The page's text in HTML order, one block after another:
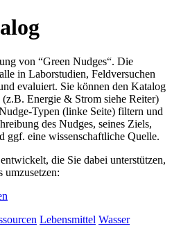
von “Green Nudges“. Die
in Laborstudien, Feldversuchen
evaluiert. Sie können den Katalog
Energie & Strom siehe Reiter)
Typen (linke Seite) filtern und
des Nudges, seines Ziels,
ggf. eine wissenschaftliche Quelle.
die Sie dabei unterstützen,
umzusetzen:
Lebensmittel Wasser